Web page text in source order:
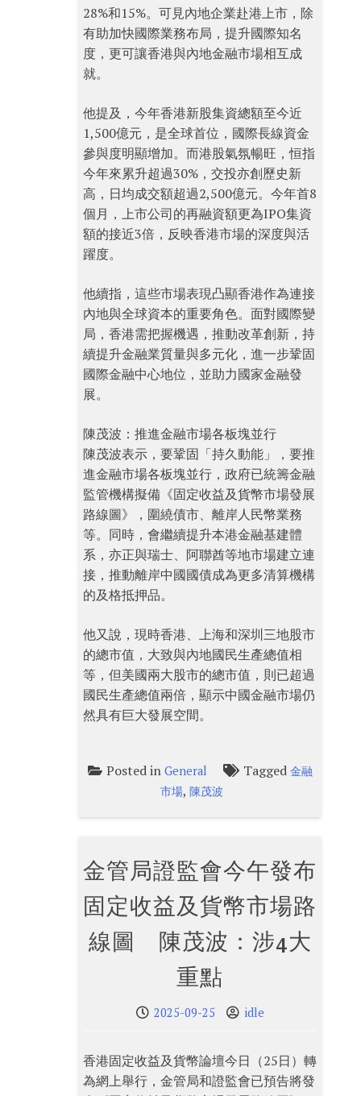
28%和15%。可見內地企業赴港上市，除
有助加快國際業務布局，提升國際知名
度，更可讓香港與內地金融市場相互成
就。
他提及，今年香港新股集資總額至今近
1,500億元，是全球首位，國際長線資金
參與度明顯增加。而港股氣氛暢旺，恒指
今年來累升超過30%，交投亦創歷史新
高，日均成交額超過2,500億元。今年首8
個月，上市公司的再融資額更為IPO集資
額的接近3倍，反映香港市場的深度與活
躍度。
他續指，這些市場表現凸顯香港作為連接
內地與全球資本的重要角色。面對國際變
局，香港需把握機遇，推動改革創新，持
續提升金融業質量與多元化，進一步鞏固
國際金融中心地位，並助力國家金融發
展。
陳茂波：推進金融市場各板塊並行
陳茂波表示，要鞏固「持久動能」，要推
進金融市場各板塊並行，政府已統籌金融
監管機構擬備《固定收益及貨幣市場發展
路線圖》，圍繞債市、離岸人民幣業務
等。同時，會繼續提升本港金融基建體
系，亦正與瑞士、阿聯酋等地市場建立連
接，推動離岸中國國債成為更多清算機構
的及格抵押品。
他又說，現時香港、上海和深圳三地股市
的總市值，大致與內地國民生產總值相
等，但美國兩大股市的總市值，則已超過
國民生產總值兩倍，顯示中國金融市場仍
然具有巨大發展空間。
Posted in General Tagged 金融
市場,陳茂波
金管局證監會今午發布
固定收益及貨幣市場路
線圖 陳茂波：涉4大
重點
2025-09-25 idle
香港固定收益及貨幣論壇今日（25日）轉
為網上舉行，金管局和證監會已預告將發